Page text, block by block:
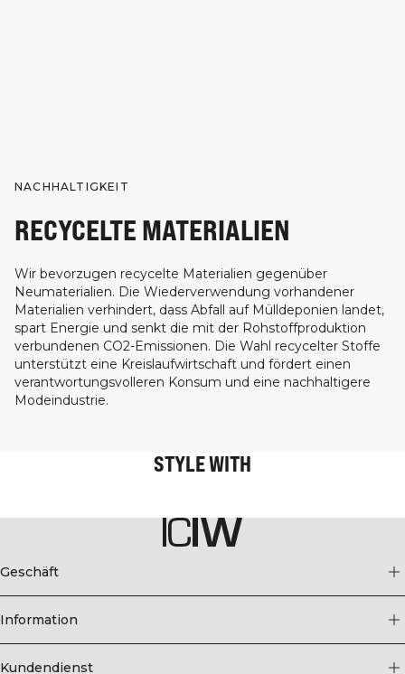
NACHHALTIGKEIT
RECYCELTE MATERIALIEN
Wir bevorzugen recycelte Materialien gegenüber
Neumaterialien. Die Wiederverwendung vorhandener
Materialien verhindert, dass Abfall auf Mülldeponien landet,
spart Energie und senkt die mit der Rohstoffproduktion
verbundenen CO2-Emissionen. Die Wahl recycelter Stoffe
unterstützt eine Kreislaufwirtschaft und fördert einen
verantwortungsvolleren Konsum und eine nachhaltigere
Modeindustrie.
STYLE WITH
Geschäft
Information
Kundendienst